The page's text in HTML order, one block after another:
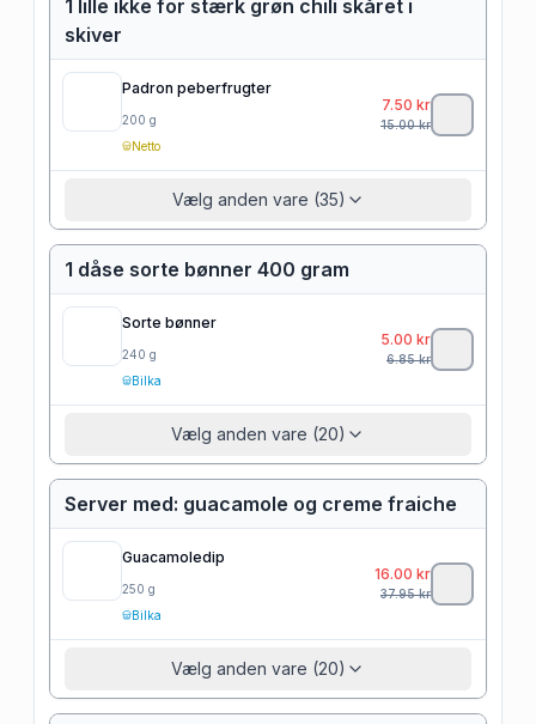
1 lille ikke for stærk grøn chili skåret i
skiver
Padron peberfrugter
200 g
Netto
7.50 kr
15.00kr
Vælg anden vare (35)
1 dåse sorte bønner 400 gram
Sorte bønner
240 g
Bilka
5.00 kr
6.85kr
Vælg anden vare (20)
Server med: guacamole og creme fraiche
Guacamoledip
250 g
Bilka
16.00 kr
37.95kr
Vælg anden vare (20)